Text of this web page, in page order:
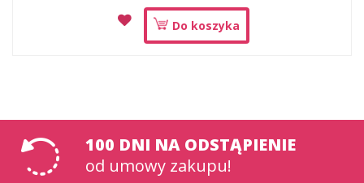
Do koszyka
100 DNI na odstąpienie
od umowy zakupu!